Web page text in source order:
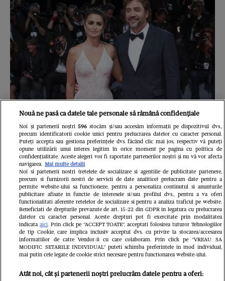
Penélope Cruz și Javier Bardem
Nouă ne pasă ca datele tale personale să rămână confidențiale
Noi și partenerii noștri 596stocăm și/sau accesăm informații pe dispozitivul dvs.,
precum identificatorii cookie unici pentru prelucrarea datelor cu caracter personal.
Puteți accepta sau gestiona preferințele dvs. făcând clic mai jos, respectiv vă puteți
opune utilizării unui interes legitim în orice moment pe pagina cu politica de
confidențialitate. Aceste alegeri vor fi raportate partenerilor noștri și nu vă vor afecta
navigarea. Mai multe detalii
Noi si partenerii nostri (retelele de socializare si agentiile de publicitate partenere,
precum si furnizorii nostri de servicii de date analitice) prelucram date pentru a
permite website-ului sa functioneze, pentru a personaliza continutul si anunturile
publicitare afisate in functie de interesele si/sau profilul dvs., pentru a va oferi
functionalitati aferente retelelor de socializare si pentru a analiza traficul pe website.
Beneficiati de drepturile prevazute de art. 15-22 din GDPR in legatura cu prelucrarea
datelor cu caracter personal. Aceste drepturi pot fi exercitate prin modalitatea
indicataaici. Prin click pe “ACCEPT TOATE”, acceptati folosirea tuturor Tehnologiilor
de tip Cookie, care implica inclusiv acceptul dvs. cu privire la stocarea/accesarea
informatiilor de catre Vendor-ii cu care colaboram. Prin click pe “VREAU SA
MODIFIC SETARILE INDIVIDUAL” puteti schimba preferintele in mod individual,
mai putin cele legate de cookie strict necesare pentru functionarea website-ului.
Atât noi, cât și partenerii noștri prelucrăm datele pentru a oferi: